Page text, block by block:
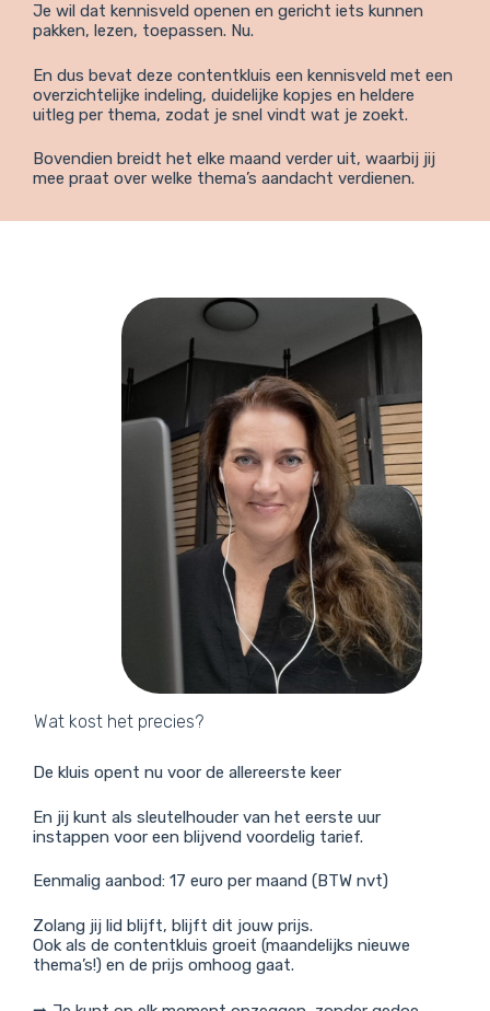
Je wil dat kennisveld openen en gericht iets kunnen
pakken, lezen, toepassen. Nu.
En dus bevat deze contentkluis een kennisveld met een
overzichtelijke indeling, duidelijke kopjes en heldere
uitleg per thema, zodat je snel vindt wat je zoekt.
Bovendien breidt het elke maand verder uit, waarbij jij
mee praat over welke thema’s aandacht verdienen.
Wat kost het precies?
De kluis opent nu voor de allereerste keer
En jij kunt als sleutelhouder van het eerste uur
instappen voor een blijvend voordelig tarief.
Eenmalig aanbod: 17 euro per maand (BTW nvt)
Zolang jij lid blijft, blijft dit jouw prijs.
Ook als de contentkluis groeit (maandelijks nieuwe
thema’s!) en de prijs omhoog gaat.